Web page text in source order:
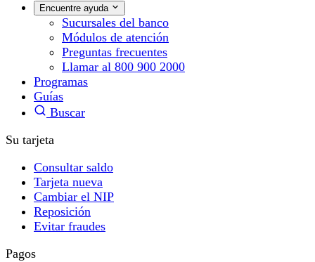
Encuentre ayuda
Sucursales del banco
Módulos de atención
Preguntas frecuentes
Llamar al 800 900 2000
Programas
Guías
Buscar
Su tarjeta
Consultar saldo
Tarjeta nueva
Cambiar el NIP
Reposición
Evitar fraudes
Pagos